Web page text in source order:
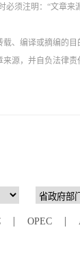
须注明：“文章来
载、编译或摘编的目
源，并自负法律责